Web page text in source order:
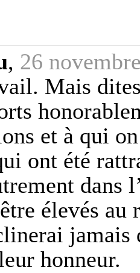
, 26
Mais
et à qui
ont été
dans
élevés au
honneur.